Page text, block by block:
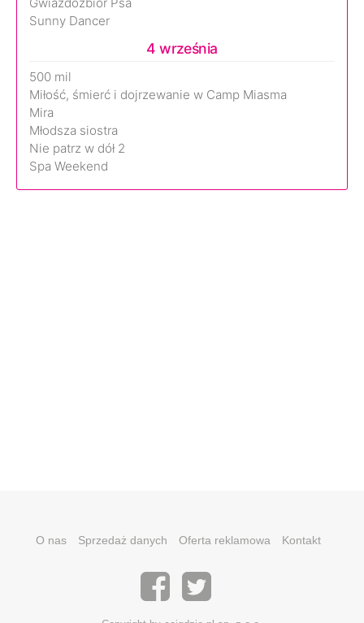
Sunny Dancer
4 września
500 mil
Miłość, śmierć i dojrzewanie w Camp Miasma
Mira
Młodsza siostra
Nie patrz w dół 2
Spa Weekend
O nas Sprzedaż danych Oferta reklamowa Kontakt